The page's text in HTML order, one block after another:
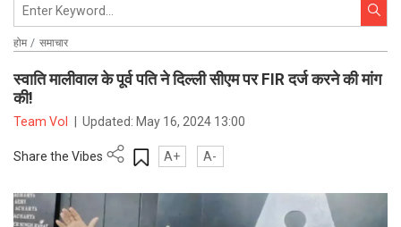
होम समाचार
स्वाति मालीवाल के पूर्व पति ने दिल्ली सीएम पर FIR दर्ज करने की मांग
की!
Team VoI Updated: May 16, 2024 13:00
Share the Vibes A+ A-